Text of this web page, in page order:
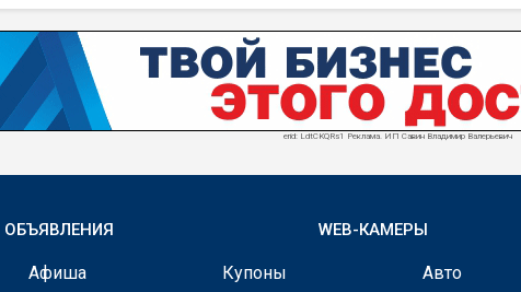
erid: LdtCKQRs1 Реклама. ИП Савин Владимир Валерьевич
ОБЪЯВЛЕНИЯ WEB-КАМЕРЫ
Афиша Купоны Авто